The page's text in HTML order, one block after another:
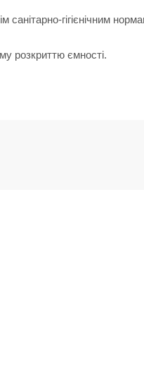
санітарно-гігієнічним
розкриттю ємності.